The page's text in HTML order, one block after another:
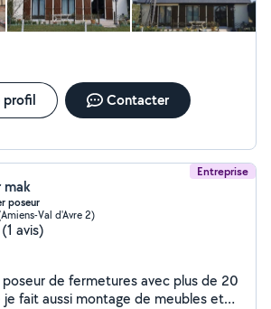
profil Contacter
Entreprise
mak
poseur
Val d'Avre 2)
(1 avis)
poseur de fermetures avec plus de 20
je fait aussi montage de meubles et